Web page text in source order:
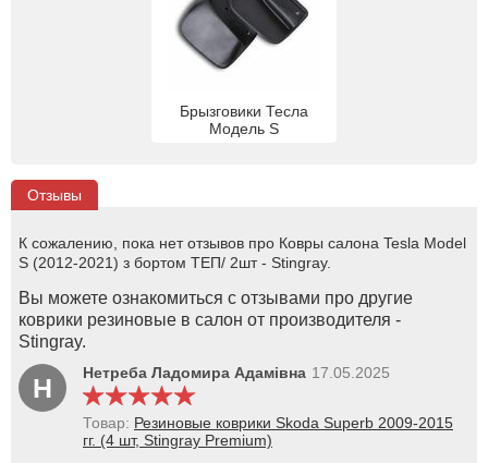
Брызговики Тесла
Модель S
Отзывы
К сожалению, пока нет отзывов про Ковры салона Tesla Model
S (2012-2021) з бортом ТЕП/ 2шт - Stingray.
Вы можете ознакомиться с отзывами про другие
коврики резиновые в салон от производителя -
Stingray.
Н Нетреба Ладомира Адамівна 17.05.2025
Товар: Резиновые коврики Skoda Superb 2009-2015
гг. (4 шт, Stingray Premium)